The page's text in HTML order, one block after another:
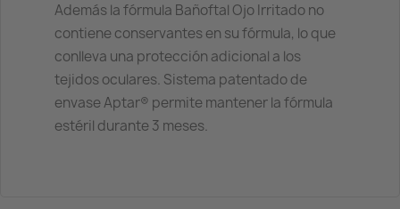
Además la fórmula Bañoftal Ojo Irritado no
contiene conservantes en su fórmula, lo que
conlleva una protección adicional a los
tejidos oculares. Sistema patentado de
envase Aptar® permite mantener la fórmula
estéril durante 3 meses.